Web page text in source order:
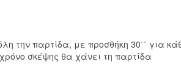
την παρτίδα, με προσθήκη 30΄΄ για
σκέψης θα χάνει τη παρτίδα